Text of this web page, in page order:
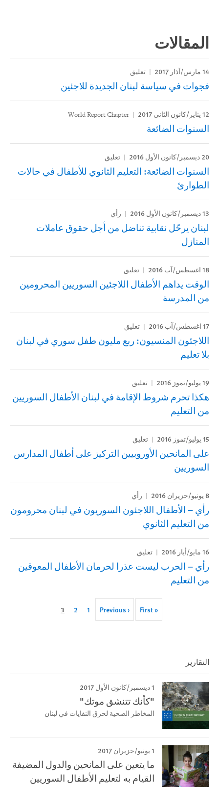
المقالات
14 مارس/آذار 2017 تعليق
فجوات في سياسة لبنان الجديدة للاجئين
12 يناير/كانون الثاني 2017
السنوات الضائعة
20 ديسمبر/كانون الأول 2016 تعليق
السنوات الضائعة: التعليم الثانوي للأطفال في حالات
الطوارئ
13 ديسمبر/كانون الأول 2016 رأي
لبنان يرحّل نقابية تناضل من أجل حقوق عاملات
المنازل
18 اغسطس/آب 2016 تعليق
الوقت يداهم الأطفال اللاجئين السوريين المحرومين
من المدرسة
17 اغسطس/آب 2016 تعليق
اللاجئون المنسيون: ربع مليون طفل سوري في لبنان
بلا تعليم
19 يوليو/تموز 2016 تعليق
هكذا تحرم شروط الإقامة في لبنان الأطفال السوريين
من التعليم
15 يوليو/تموز 2016 تعليق
على المانحين الأوروبيين التركيز على أطفال المدارس
السوريين
8 يونيو/حزيران 2016 رأي
رأي – الأطفال اللاجئون السوريون في لبنان محرومون
من التعليم الثانوي
16 مايو/أيار 2016 تعليق
رأي – الحرب ليست عذرا لحرمان الأطفال المعوقين
من التعليم
First
page
« First
Previous
page
‹ Previous
Page
1
Page
2
Current
3
التقارير
1 ديسمبر/كانون الأول 2017
"كأنك تتنشق موتك"
المخاطر الصحية لحرق النفايات في لبنان
1 يونيو/حزيران 2017
ما يتعين على المانحين والدول المضيفة
القيام به لتعليم الأطفال السوريين